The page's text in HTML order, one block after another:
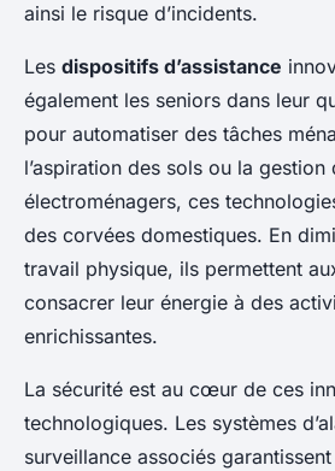
ainsi le risque d’incidents.
Les dispositifs d’assistance
également les seniors dans leur
pour automatiser des tâches
l’aspiration des sols ou la gestion
électroménagers, ces
des corvées domestiques. En
travail physique, ils permettent
consacrer leur énergie à des
enrichissantes.
La sécurité est au cœur de ces
technologiques. Les systèmes
surveillance associés